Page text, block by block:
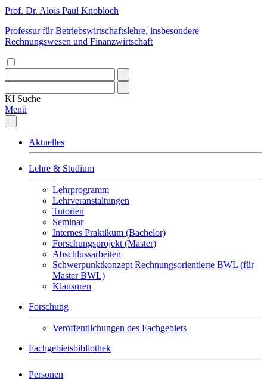
Prof. Dr. Alois Paul Knobloch
Professur für Betriebswirtschaftslehre, insbesondere
Rechnungswesen und Finanzwirtschaft
KI Suche
Menü
Aktuelles
Lehre & Studium
Lehrprogramm
Lehrveranstaltungen
Tutorien
Seminar
Internes Praktikum (Bachelor)
Forschungsprojekt (Master)
Abschlussarbeiten
Schwerpunktkonzept Rechnungsorientierte BWL (für
Master BWL)
Klausuren
Forschung
Veröffentlichungen des Fachgebiets
Fachgebietsbibliothek
Personen